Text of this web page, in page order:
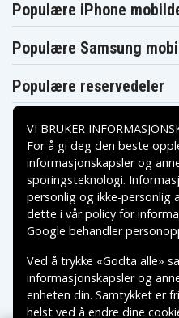
Populære iPhone
Populære Samsung
Populære reservedeler
Betalingsalternativer
Leveringsalternativer
VI BRUKER
For å gi deg den beste
informasjonskapsler og
sporingsteknologi.
personlig og ikke-personlig
dette i vårpolicy for
Google behandler
Ved å trykke «Godta alle»
informasjonskapsler og
enheten din. Samtykket er
helst ved å endre dine